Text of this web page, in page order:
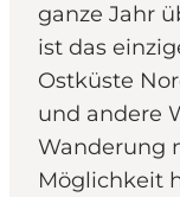
ganze Jahr
ist das
Ostküste
und andere
Wanderung
Möglichkeit